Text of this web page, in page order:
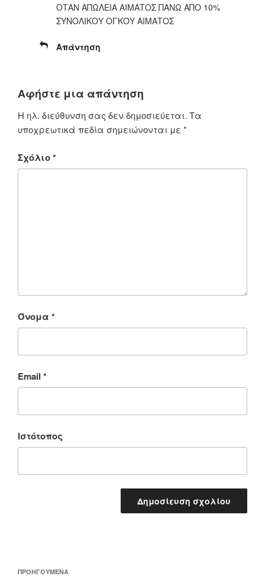
ΟΤΑΝ ΑΠΩΛΕΙΑ ΑΙΜΑΤΟΣ ΠΑΝΩ ΑΠΟ 10%
ΣΥΝΟΛΙΚΟΥ ΟΓΚΟΥ ΑΙΜΑΤΟΣ
Απάντηση
Αφήστε μια απάντηση
Η ηλ. διεύθυνση σας δεν δημοσιεύεται. Τα
υποχρεωτικά πεδία σημειώνονται με *
Σχόλιο*
Όνομα *
Email *
Ιστότοπος
Προηγούμενο
ΠΡΟΗΓΟΎΜΕΝΑ